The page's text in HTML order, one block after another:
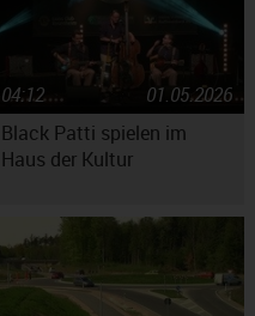
Black Patti spielen im
Haus der Kultur
01.05.2026
04:12